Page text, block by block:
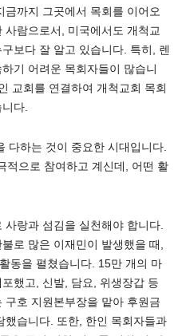
까지 그곳에서 목회를 이어오
람으로서, 미국에서도 개척교
보다 잘 알고 있습니다. 특히, 렌
기 어려운 목회자들이 많습니
교회를 연결하여 개척교회 목회
다.
다하는 것이 중요한 시대입니다.
적으로 참여하고 계신데, 어떤 활
랑과 섬김을 실천해야 합니다.
로 많은 이재민이 발생했을 때,
동을 펼쳤습니다. 15만 개의 마
했고, 신발, 담요, 위생장갑 등
호 지원본부장을 맡아 후원금
습니다. 또한, 한인 목회자들과